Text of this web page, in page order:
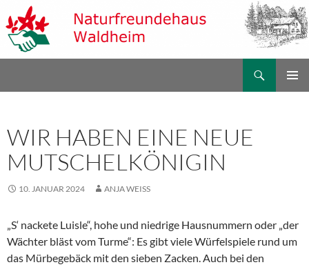
Inhalt
springen
WIR HABEN EINE NEUE
MUTSCHELKÖNIGIN
10. JANUAR 2024 ANJA WEISS
„S‘ nackete Luisle“, hohe und niedrige Hausnummern oder „der
Wächter bläst vom Turme“: Es gibt viele Würfelspiele rund um
das Mürbegebäck mit den sieben Zacken. Auch bei den